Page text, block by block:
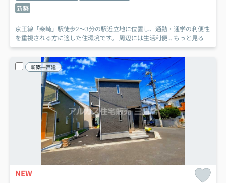
新築
京王線「柴崎」駅徒歩2～3分の駅近立地に位置し、通勤・通学の利便性
を重視される方に適した住環境です。 周辺には生活利便... もっと見る
新築一戸建
NEW